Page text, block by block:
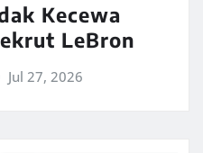
Kecewa
LeBron
Jul 27, 2026